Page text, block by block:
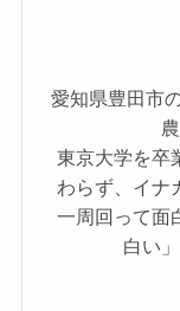
愛知県豊田市
東京大学を卒
わらず、イナ
一周回って面
白い